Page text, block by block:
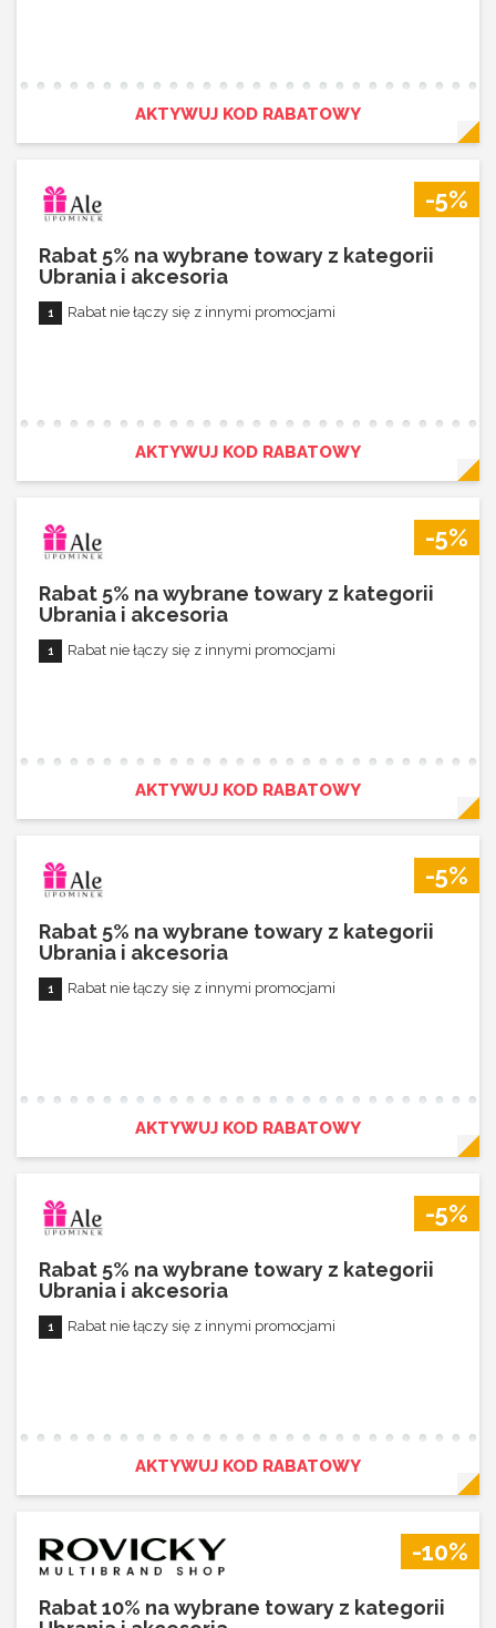
AKTYWUJ KOD RABATOWY
-5%
Rabat 5% na wybrane towary z kategorii
Ubrania i akcesoria
Rabat nie łączy się z innymi promocjami
AKTYWUJ KOD RABATOWY
-5%
Rabat 5% na wybrane towary z kategorii
Ubrania i akcesoria
Rabat nie łączy się z innymi promocjami
AKTYWUJ KOD RABATOWY
-5%
Rabat 5% na wybrane towary z kategorii
Ubrania i akcesoria
Rabat nie łączy się z innymi promocjami
AKTYWUJ KOD RABATOWY
-5%
Rabat 5% na wybrane towary z kategorii
Ubrania i akcesoria
Rabat nie łączy się z innymi promocjami
AKTYWUJ KOD RABATOWY
-10%
Rabat 10% na wybrane towary z kategorii